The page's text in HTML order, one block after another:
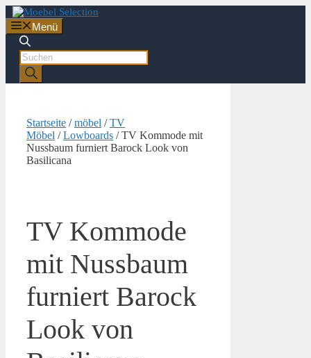
Zum
Inhalt
springen
Menü
Products
search
Startseite /möbel /TV
Möbel /Lowboards / TV Kommode mit
Nussbaum furniert Barock Look von
Basilicana
TV Kommode
mit Nussbaum
furniert Barock
Look von